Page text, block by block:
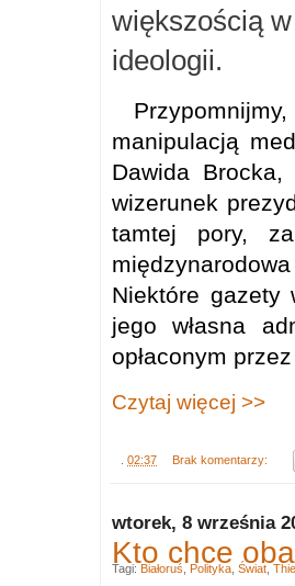
większością
ideologii.
manipulacją
Dawida
wizerunek
tamtej pory,
Niektóre gazety
jego własna
opłaconym
Czytaj więcej >>
02:37 Brak komentarzy:
wtorek, 8 września
Kto chce
Tagi: Białoruś Polityka Świat